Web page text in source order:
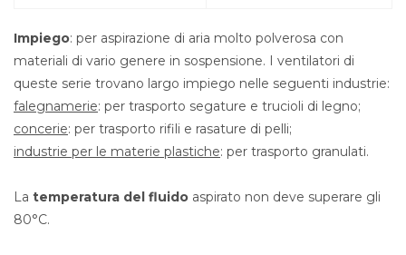
Impiego: per aspirazione di aria molto polverosa con
materiali di vario genere in sospensione. I ventilatori di
queste serie trovano largo impiego nelle seguenti industrie:
falegnamerie: per trasporto segature e trucioli di legno;
concerie: per trasporto rifili e rasature di pelli;
industrie per le materie plastiche: per trasporto granulati.
La temperatura del fluido aspirato non deve superare gli
80°C.